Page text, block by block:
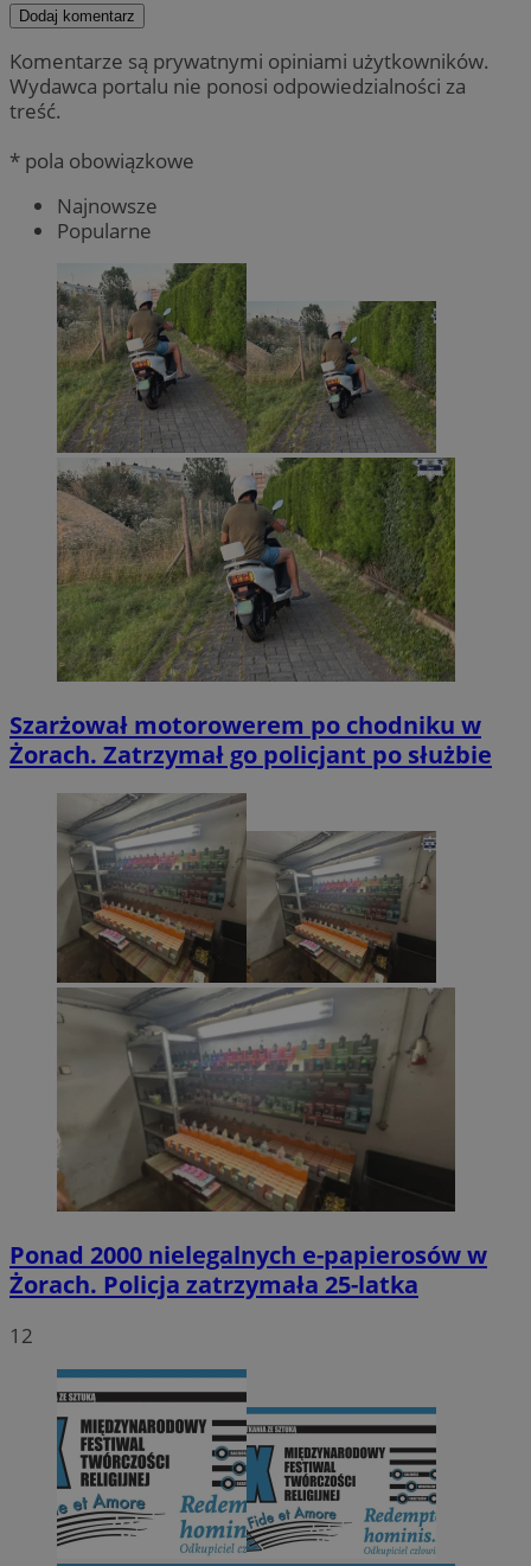
Dodaj komentarz
Komentarze są prywatnymi opiniami użytkowników.
Wydawca portalu nie ponosi odpowiedzialności za
treść.
* pola obowiązkowe
Najnowsze
Popularne
Szarżował motorowerem po chodniku w
Żorach. Zatrzymał go policjant po służbie
Ponad 2000 nielegalnych e-papierosów w
Żorach. Policja zatrzymała 25-latka
12